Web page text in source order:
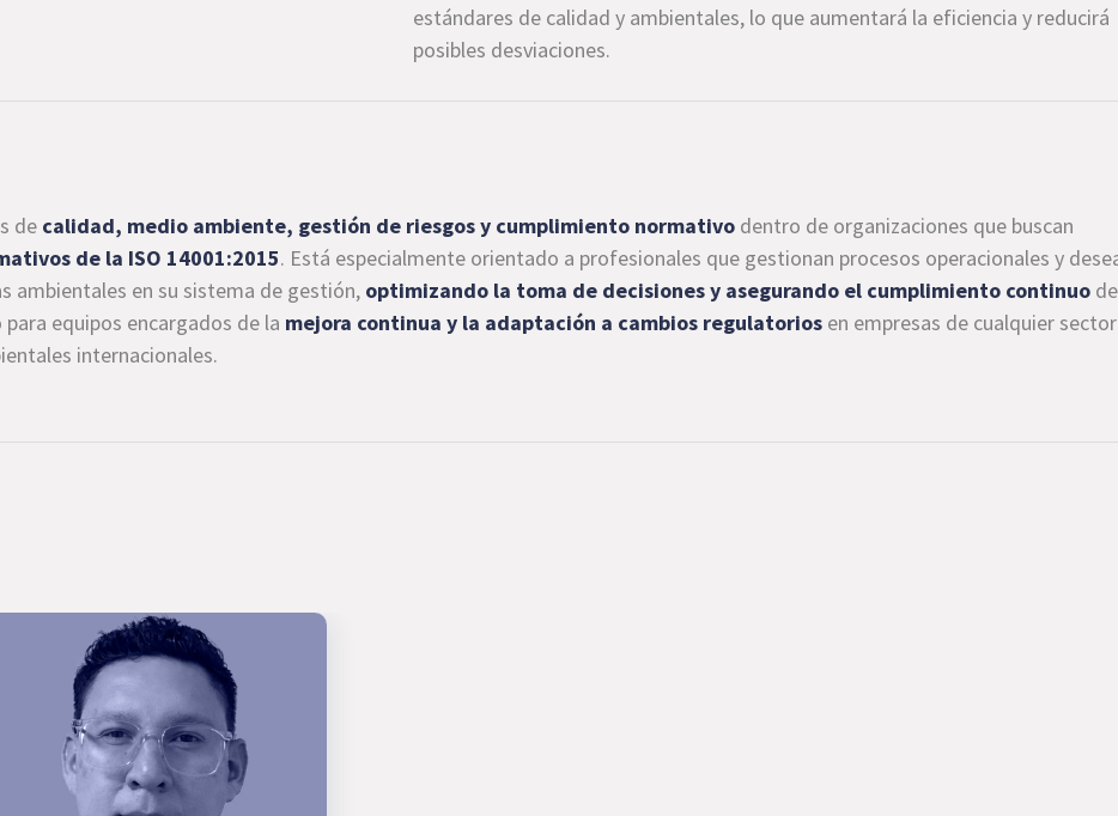
estándares de calidad y ambientales, lo que aumentará la eficiencia y reducirá
posibles desviaciones.
de calidad, medio ambiente, gestión de riesgos y cumplimiento normativo dentro de organizaciones que buscan
de la ISO 14001:2015. Está especialmente orientado a profesionales que gestionan procesos operacionales y
ambientales en su sistema de gestión, optimizando la toma de decisiones y asegurando el cumplimiento continuo
equipos encargados de la mejora continua y la adaptación a cambios regulatorios en empresas de cualquier sector
internacionales.